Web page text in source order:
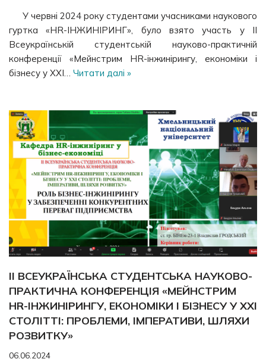
У червні 2024 року студентами учасниками наукового
гуртка «HR-ІНЖИНІРИНГ», було взято участь у IІ
Всеукраїнській студентській науково-практичній
конференції «Мейнстрим HR-інжинірингу, економіки і
бізнесу у ХХІ… Читати далі »
IІ ВСЕУКРАЇНСЬКА СТУДЕНТСЬКА НАУКОВО-
ПРАКТИЧНА КОНФЕРЕНЦІЯ «МЕЙНСТРИМ
HR-ІНЖИНІРИНГУ, ЕКОНОМІКИ І БІЗНЕСУ У ХХІ
СТОЛІТТІ: ПРОБЛЕМИ, ІМПЕРАТИВИ, ШЛЯХИ
РОЗВИТКУ»
06.06.2024